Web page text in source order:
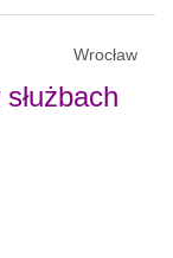
Wrocław